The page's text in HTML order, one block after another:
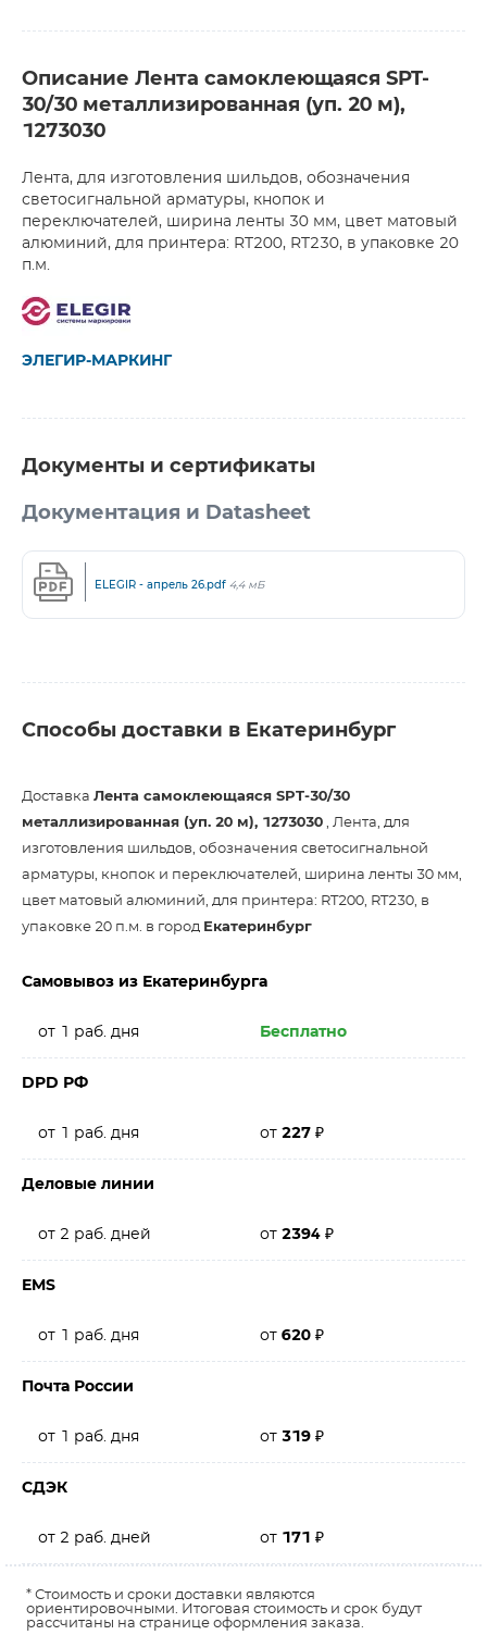
Описание Лента самоклеющаяся SPT-
30/30 металлизированная (уп. 20 м),
1273030
Лента, для изготовления шильдов, обозначения
светосигнальной арматуры, кнопок и
переключателей, ширина ленты 30 мм, цвет матовый
алюминий, для принтера: RT200, RT230, в упаковке 20
п.м.
ЭЛЕГИР-МАРКИНГ
Документы и сертификаты
Документация и Datasheet
ELEGIR - апрель 26.pdf 4,4 мБ
Способы доставки в Екатеринбург
Доставка Лента самоклеющаяся SPT-30/30
металлизированная (уп. 20 м), 1273030 , Лента, для
изготовления шильдов, обозначения светосигнальной
арматуры, кнопок и переключателей, ширина ленты 30 мм,
цвет матовый алюминий, для принтера: RT200, RT230, в
упаковке 20 п.м. в город Екатеринбург
Самовывоз из Екатеринбурга
от 1 раб. дня Бесплатно
DPD РФ
от 1 раб. дня от 227 ₽
Деловые линии
от 2 раб. дней от 2394 ₽
EMS
от 1 раб. дня от 620 ₽
Почта России
от 1 раб. дня от 319 ₽
СДЭК
от 2 раб. дней от 171 ₽
* Стоимость и сроки доставки являются
ориентировочными. Итоговая стоимость и срок будут
рассчитаны на странице оформления заказа.